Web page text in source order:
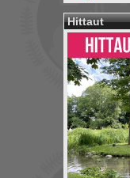
Hittaut